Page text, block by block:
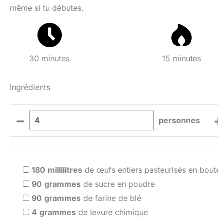
même si tu débutes.
30 minutes 15 minutes
Ingrédients
– personnes
180 millilitres de œufs entiers pasteurisés en
90 grammes de sucre en poudre
90 grammes de farine de blé
4 grammes de levure chimique